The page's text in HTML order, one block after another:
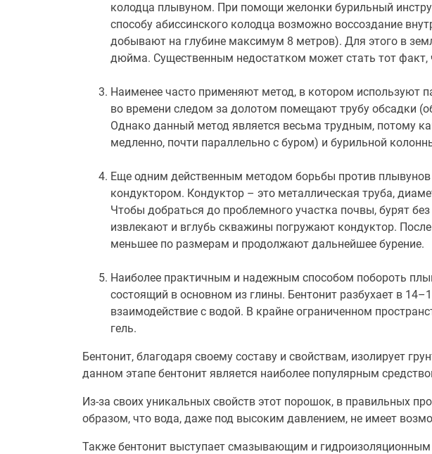
колодца плывуном. При помощи желонки бурильный
способу абиссинского колодца возможно воссоздание
добывают на глубине максимум 8 метров). Для этого в
дюйма. Существенным недостатком может стать тот
Наименее часто применяют метод, в котором используют
во времени следом за долотом помещают трубу обсадки
Однако данный метод является весьма трудным, потому
медленно, почти параллельно с буром) и бурильной
Еще одним действенным методом борьбы против
кондуктором. Кондуктор – это металлическая труба,
Чтобы добраться до проблемного участка почвы, бурят
извлекают и вглубь скважины погружают кондуктор.
меньшее по размерам и продолжают дальнейшее бурение.
Наиболее практичным и надежным способом побороть
состоящий в основном из глины. Бентонит разбухает в
взаимодействие с водой. В крайне ограниченном
гель.
Бентонит, благодаря своему составу и свойствам, изолирует
данном этапе бентонит является наиболее популярным
Из-за своих уникальных свойств этот порошок, в правильных
образом, что вода, даже под высоким давлением, не имеет
Также бентонит выступает смазывающим и